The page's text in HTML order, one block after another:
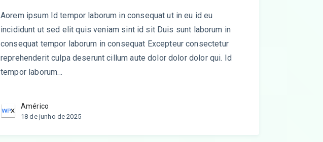
Aorem ipsum Id tempor laborum in consequat ut in eu id eu
incididunt ut sed elit quis veniam sint id sit Duis sunt laborum in
consequat tempor laborum in consequat Excepteur consectetur
reprehenderit culpa deserunt cillum aute dolor dolor dolor qui. Id
tempor laborum…
Américo
18 de junho de 2025